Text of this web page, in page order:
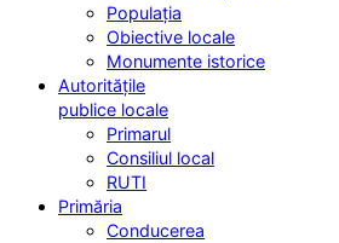
Populația
Obiective locale
Monumente istorice
Autoritățile
publice locale
Primarul
Consiliul local
RUTI
Primăria
Conducerea